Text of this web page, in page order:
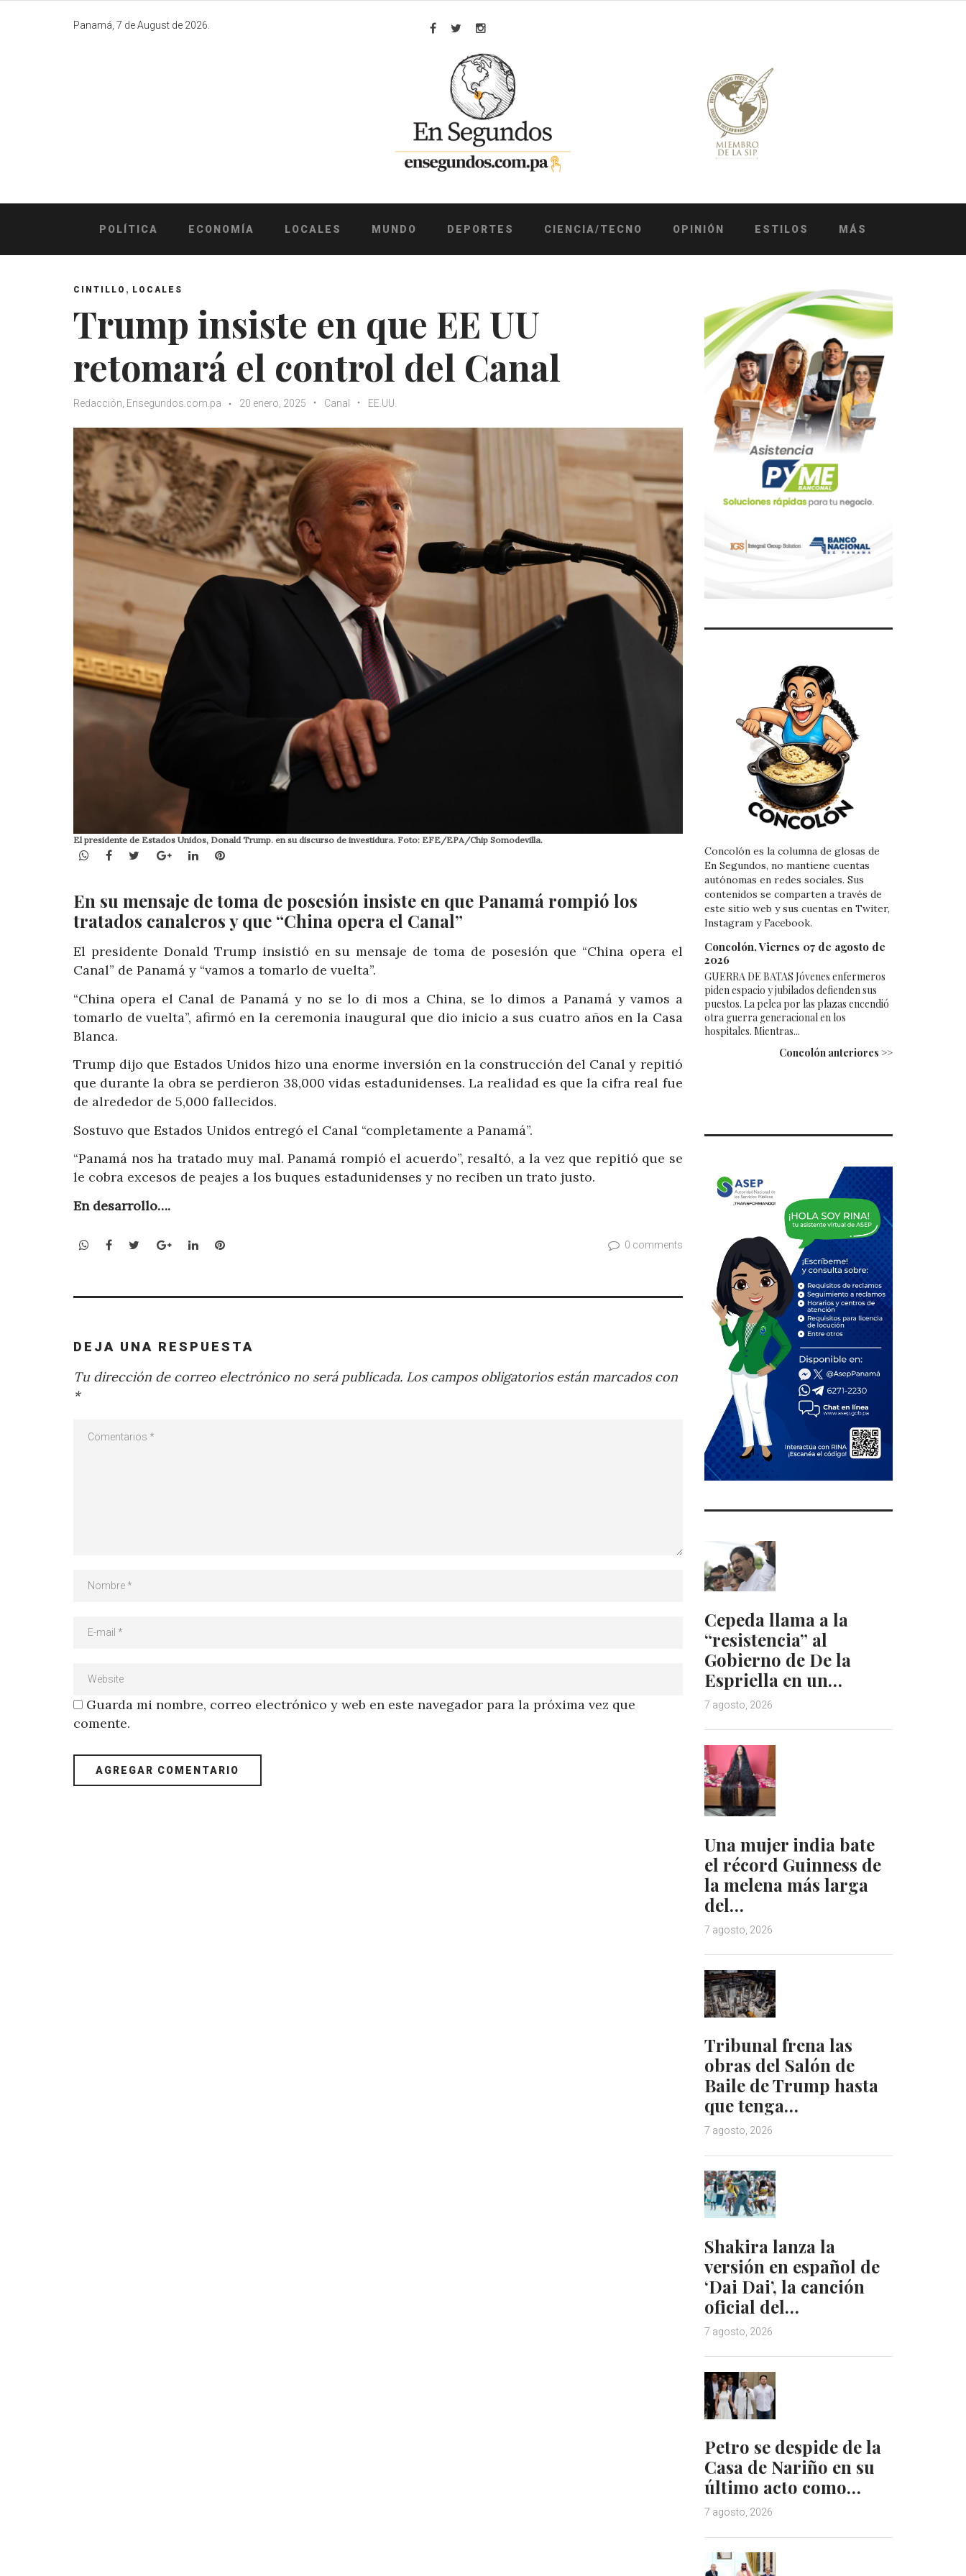
Panamá, 7 de August de 2026.
Facebook
TwitterInstagram
POLÍTICA ECONOMÍA LOCALES MUNDO DEPORTES CIENCIA/TECNO OPINIÓN ESTILOS MÁS
CINTILLO , LOCALES
Trump insiste en que EE UU
retomará el control del Canal
Redacción, Ensegundos.com.pa 20 enero, 2025 Canal EE.UU.
El presidente de Estados Unidos, Donald Trump. en su discurso de investidura. Foto: EFE/EPA/Chip Somodevilla.
WhatsApp
Facebook
TwitterGoogle+LinkedInPinterest
En su mensaje de toma de posesión insiste en que Panamá rompió los
tratados canaleros y que “China opera el Canal”
El presidente Donald Trump insistió en su mensaje de toma de posesión que “China opera el
Canal” de Panamá y “vamos a tomarlo de vuelta”.
“China opera el Canal de Panamá y no se lo di mos a China, se lo dimos a Panamá y vamos a
tomarlo de vuelta”, afirmó en la ceremonia inaugural que dio inicio a sus cuatro años en la Casa
Blanca.
Trump dijo que Estados Unidos hizo una enorme inversión en la construcción del Canal y repitió
que durante la obra se perdieron 38,000 vidas estadunidenses. La realidad es que la cifra real fue
de alrededor de 5,000 fallecidos.
Sostuvo que Estados Unidos entregó el Canal “completamente a Panamá”.
“Panamá nos ha tratado muy mal. Panamá rompió el acuerdo”, resaltó, a la vez que repitió que se
le cobra excesos de peajes a los buques estadunidenses y no reciben un trato justo.
En desarrollo….
WhatsApp
Facebook
TwitterGoogle+LinkedInPinterest 0 comments
DEJA UNA RESPUESTA
Tu dirección de correo electrónico no será publicada. Los campos obligatorios están marcados con
*
Guarda mi nombre, correo electrónico y web en este navegador para la próxima vez que
comente.
Concolón es la columna de glosas de
En Segundos, no mantiene cuentas
autónomas en redes sociales. Sus
contenidos se comparten a través de
este sitio web y sus cuentas en Twiter,
Instagram y Facebook.
Concolón, Viernes 07 de agosto de
2026
GUERRA DE BATAS Jóvenes enfermeros
piden espacio y jubilados defienden sus
puestos. La pelea por las plazas encendió
otra guerra generacional en los
hospitales. Mientras...
Concolón anteriores >>
Cepeda llama a la
“resistencia” al
Gobierno de De la
Espriella en un…
7 agosto, 2026
Una mujer india bate
el récord Guinness de
la melena más larga
del…
7 agosto, 2026
Tribunal frena las
obras del Salón de
Baile de Trump hasta
que tenga…
7 agosto, 2026
Shakira lanza la
versión en español de
‘Dai Dai’, la canción
oficial del…
7 agosto, 2026
Petro se despide de la
Casa de Nariño en su
último acto como…
7 agosto, 2026